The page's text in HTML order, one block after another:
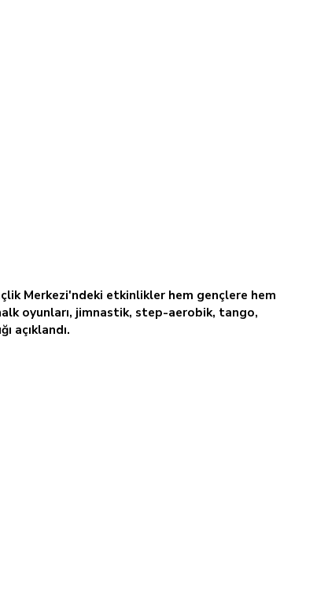
Merkezi'ndeki etkinlikler hem gençlere hem
oyunları, jimnastik, step-aerobik, tango,
açıklandı.